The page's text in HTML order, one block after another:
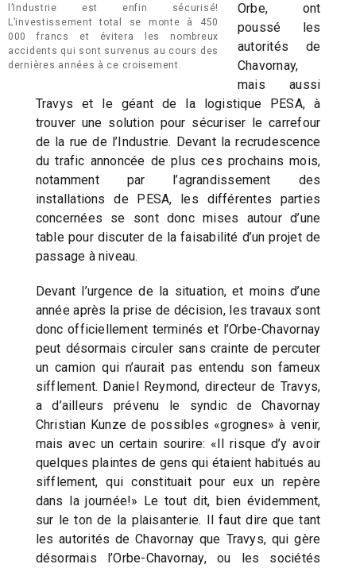
l’Industrie est enfin sécurisé!
L’investissement total se monte à 450
000 francs et évitera les nombreux
accidents qui sont survenus au cours des
dernières années à ce croisement.
Orbe, ont
poussé les
autorités de
Chavornay,
mais aussi
Travys et le géant de la logistique PESA, à
trouver une solution pour sécuriser le carrefour
de la rue de l’Industrie. Devant la recrudescence
du trafic annoncée de plus ces prochains mois,
notamment par l’agrandissement des
installations de PESA, les différentes parties
concernées se sont donc mises autour d’une
table pour discuter de la faisabilité d’un projet de
passage à niveau.
Devant l’urgence de la situation, et moins d’une
année après la prise de décision, les travaux sont
donc officiellement terminés et l’Orbe-Chavornay
peut désormais circuler sans crainte de percuter
un camion qui n’aurait pas entendu son fameux
sifflement. Daniel Reymond, directeur de Travys,
a d’ailleurs prévenu le syndic de Chavornay
Christian Kunze de possibles «grognes» à venir,
mais avec un certain sourire: «Il risque d’y avoir
quelques plaintes de gens qui étaient habitués au
sifflement, qui constituait pour eux un repère
dans la journée!» Le tout dit, bien évidemment,
sur le ton de la plaisanterie. Il faut dire que tant
les autorités de Chavornay que Travys, qui gère
désormais l’Orbe-Chavornay, ou les sociétés